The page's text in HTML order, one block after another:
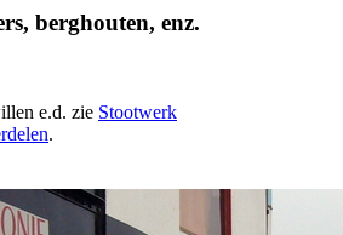
berghouten, enz.
e.d. zie Stootwerk
.